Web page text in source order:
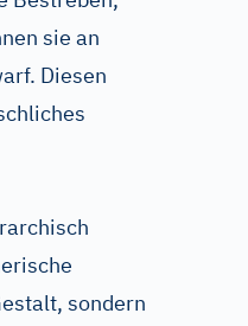
sie an
Diesen
sondern